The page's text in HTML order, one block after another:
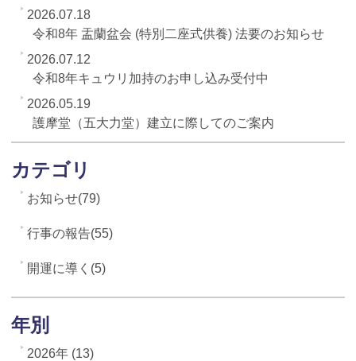
2026.07.18
令和8年 盂蘭盆会 (特別二座式供養) 法要のお知らせ
2026.07.12
令和8年キュウリ加持のお申し込み受付中
2026.05.19
護摩堂（五大力堂）建立に際してのご案内
カテゴリ
お知らせ(79)
行事の報告(55)
開運に導く(5)
年別
2026年 (13)